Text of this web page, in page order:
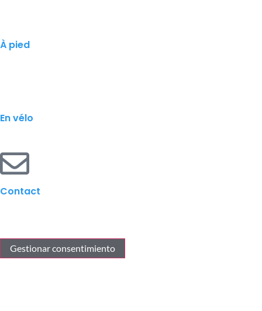
À pied
En vélo
Contact
Gestionar consentimiento